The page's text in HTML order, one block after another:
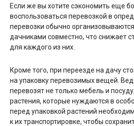
Если же вы хотите сэкономить еще
воспользоваться перевозкой в
перевозки обычно
дачниками совместно, что снижает
для каждого из них.
Кроме того, при переезде на дачу
на упаковку перевозимых вещей.
перевозят не только мебель и
растения, которые нуждаются в
перед упаковкой растений
к их транспортировке, чтобы